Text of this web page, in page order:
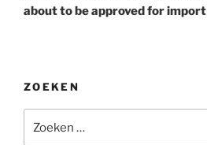
about to be approved for import
ZOEKEN
naar: